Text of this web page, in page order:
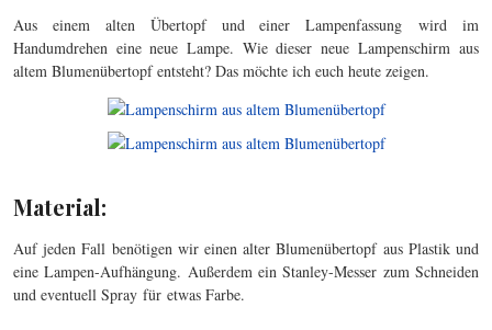
Aus einem alten Übertopf und einer Lampenfassung wird im
Handumdrehen eine neue Lampe. Wie dieser neue Lampenschirm aus
altem Blumenübertopf entsteht? Das möchte ich euch heute zeigen.
Material:
Auf jeden Fall benötigen wir einen alter Blumenübertopf aus Plastik und
eine Lampen-Aufhängung. Außerdem ein Stanley-Messer zum Schneiden
und eventuell Spray für etwas Farbe.